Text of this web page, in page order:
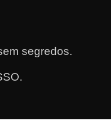
segredos.